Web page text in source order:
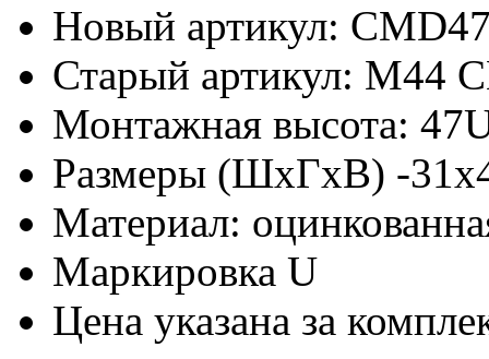
Новый артикул:
Старый артикул: M44
Монтажная высота:
Размеры (ШхГхВ) -
Материал:
Маркировка U
Цена указана за